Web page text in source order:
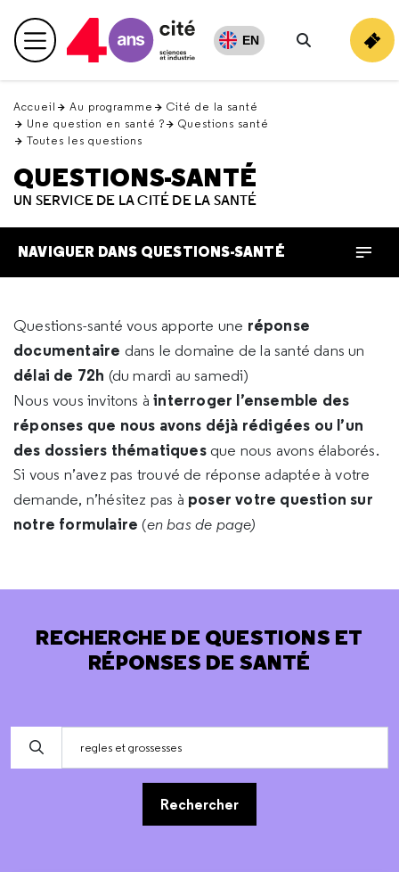
en
haut Menu principal EN
Rechercher
Accueil Au programme
Cité de la santé
Une question en santé ?
Questions santé
Toutes les questions
QUESTIONS-SANTÉ
UN SERVICE DE LA CITÉ DE LA SANTÉ
NAVIGUER DANS QUESTIONS-SANTÉ
Questions-santé vous apporte une réponse
documentaire dans le domaine de la santé dans un
délai de 72h (du mardi au samedi)
Nous vous invitons àinterroger l’ensemble des
réponses que nous avons déjà rédigées ou l’un
des dossiers thématiques que nous avons élaborés.
Si vous n’avez pas trouvé de réponse adaptée à votre
demande, n’hésitez pas à poser votre question sur
notre formulaire (en bas de page)
RECHERCHE DE QUESTIONS ET
RÉPONSES DE SANTÉ
Rechercher